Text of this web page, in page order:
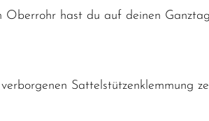
hast du auf deinen
Sattelstützenklemmung